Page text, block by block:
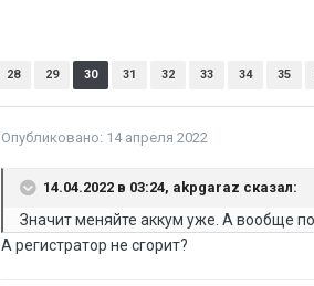
28 29 30 31 32 33 34 35
Опубликовано: 14 апреля 2022
14.04.2022 в 03:24, akpgaraz сказал:
Значит меняйте аккум уже. А вообще
А регистратор не сгорит?